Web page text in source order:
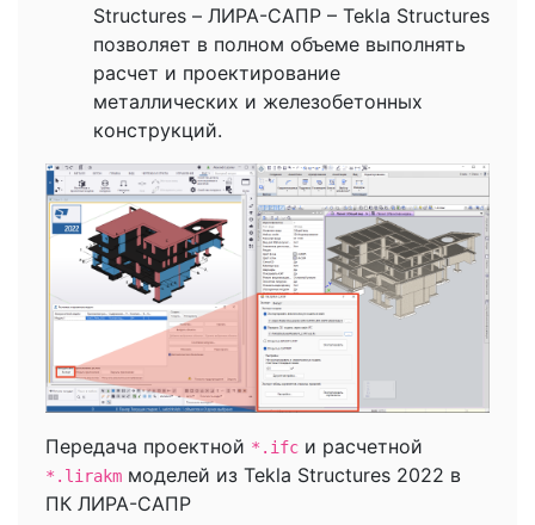
Structures – ЛИРА-САПР – Tekla Structures
позволяет в полном объеме выполнять
расчет и проектирование
металлических и железобетонных
конструкций.
Передача проектной *.ifcи расчетной
*.lirakmмоделей из Tekla Structures 2022 в
ПК ЛИРА-САПР